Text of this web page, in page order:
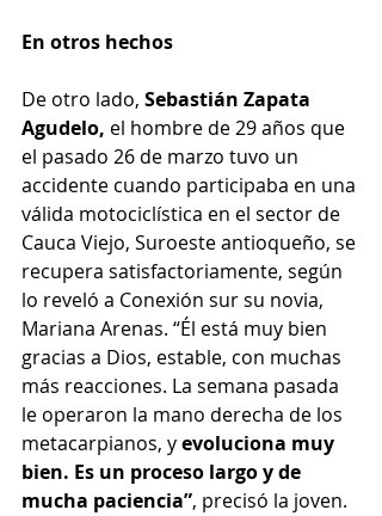
En otros hechos
De otro lado, Sebastián Zapata
Agudelo, el hombre de 29 años que
el pasado 26 de marzo tuvo un
accidente cuando participaba en una
válida motociclística en el sector de
Cauca Viejo, Suroeste antioqueño, se
recupera satisfactoriamente, según
lo reveló a Conexión sur su novia,
Mariana Arenas. “Él está muy bien
gracias a Dios, estable, con muchas
más reacciones. La semana pasada
le operaron la mano derecha de los
metacarpianos, y evoluciona muy
bien. Es un proceso largo y de
mucha paciencia”, precisó la joven.